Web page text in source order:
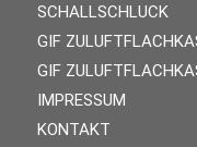
SCHALLSCHLUCK
GIF
GIF
IMPRESSUM
KONTAKT